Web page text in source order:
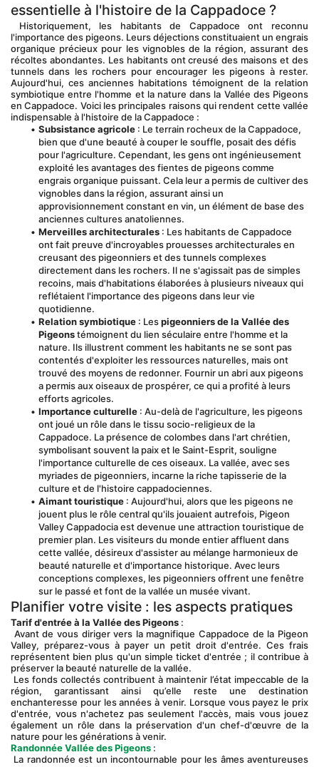
essentielle à l'histoire de la Cappadoce ?
l'importance des pigeons. Leurs déjections constituaient un engrais
organique précieux pour les vignobles de la région, assurant des
récoltes abondantes. Les habitants ont creusé des maisons et des
tunnels dans les rochers pour encourager les pigeons à rester.
Aujourd'hui, ces anciennes habitations témoignent de la relation
symbiotique entre l'homme et la nature dans la Vallée des Pigeons
en Cappadoce. Voici les principales raisons qui rendent cette vallée
indispensable à l'histoire de la Cappadoce :
Subsistance agricole : Le terrain rocheux de la Cappadoce,
bien que d'une beauté à couper le souffle, posait des défis
pour l'agriculture. Cependant, les gens ont ingénieusement
exploité les avantages des fientes de pigeons comme
engrais organique puissant. Cela leur a permis de cultiver des
vignobles dans la région, assurant ainsi un
approvisionnement constant en vin, un élément de base des
anciennes cultures anatoliennes.
Merveilles architecturales : Les habitants de Cappadoce
ont fait preuve d'incroyables prouesses architecturales en
creusant des pigeonniers et des tunnels complexes
directement dans les rochers. Il ne s'agissait pas de simples
recoins, mais d'habitations élaborées à plusieurs niveaux qui
reflétaient l'importance des pigeons dans leur vie
quotidienne.
Relation symbiotique : Les pigeonniers de la Vallée des
Pigeons témoignent du lien séculaire entre l'homme et la
nature. Ils illustrent comment les habitants ne se sont pas
contentés d'exploiter les ressources naturelles, mais ont
trouvé des moyens de redonner. Fournir un abri aux pigeons
a permis aux oiseaux de prospérer, ce qui a profité à leurs
efforts agricoles.
Importance culturelle : Au-delà de l'agriculture, les pigeons
ont joué un rôle dans le tissu socio-religieux de la
Cappadoce. La présence de colombes dans l'art chrétien,
symbolisant souvent la paix et le Saint-Esprit, souligne
l'importance culturelle de ces oiseaux. La vallée, avec ses
myriades de pigeonniers, incarne la riche tapisserie de la
culture et de l'histoire cappadociennes.
Aimant touristique : Aujourd'hui, alors que les pigeons ne
jouent plus le rôle central qu'ils jouaient autrefois, Pigeon
Valley Cappadocia est devenue une attraction touristique de
premier plan. Les visiteurs du monde entier affluent dans
cette vallée, désireux d'assister au mélange harmonieux de
beauté naturelle et d'importance historique. Avec leurs
conceptions complexes, les pigeonniers offrent une fenêtre
sur le passé et font de la vallée un musée vivant.
Planifier votre visite : les aspects pratiques
Tarif d'entrée à la Vallée des Pigeons :
Valley, préparez-vous à payer un petit droit d'entrée. Ces frais
représentent bien plus qu'un simple ticket d'entrée ; il contribue à
préserver la beauté naturelle de la vallée.
région, garantissant ainsi qu’elle reste une destination
enchanteresse pour les années à venir. Lorsque vous payez le prix
d'entrée, vous n'achetez pas seulement l'accès, mais vous jouez
également un rôle dans la préservation d'un chef-d'œuvre de la
nature pour les générations à venir.
Randonnée Vallée des Pigeons :